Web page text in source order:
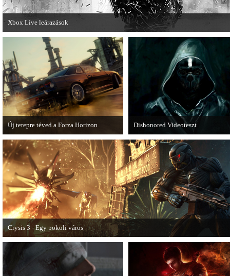
Xbox Live leárazások
December 18-án az Xbox Live rendszerében is elkezdődnek a karácsonyi
akciózások.
Új terepre téved a Forza Horizon
Hamarosan megérkezik a Forza Horizon
első nagyszabású kiegészítője, a Rally
Expansion Pack.
Dishonored Videoteszt
Chris és Wilson bemutatja a 2012-
egyik legnagyobb meglepetését.
Pörögjön a Dishonored videoteszt!
Crysis 3 - Egy pokoli város
A Crysis 3 Hét Csodája videosorozat első része újabb lélegzetelállító
mutat be a játékból.